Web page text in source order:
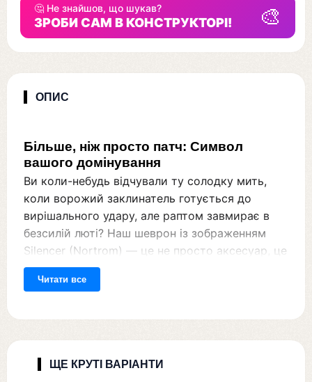
🤔 Не знайшов, що шукав?
ЗРОБИ САМ В КОНСТРУКТОРІ! 🎨
ОПИС
Більше, ніж просто патч: Символ
вашого домінування
Ви коли-небудь відчували ту солодку мить,
коли ворожий заклинатель готується до
вирішального удару, але раптом завмирає в
безсилій люті? Наш шеврон із зображенням
Silencer (Nortrom) — це не просто аксесуар, це
втілення вашої здатності контролювати хаос
на полі бою. У світі Dota 2 немає нічого
навколо, що останнє слово завжди
залишається за вами. Кожен стібок передає
велич та інтелект героя, який здатен змусити
замовкнути навіть наймогутніших магів. Це
Читати все
ЩЕ КРУТІ ВАРІАНТИ